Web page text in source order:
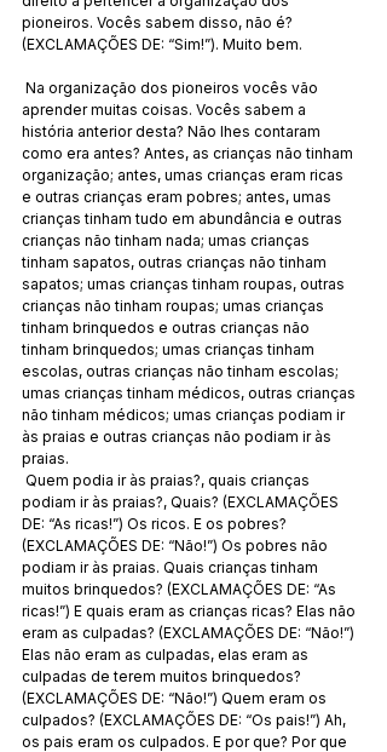
pioneiros. Vocês sabem disso, não é?
(EXCLAMAÇÕES DE: “Sim!”). Muito bem.
aprender muitas coisas. Vocês sabem a
história anterior desta? Não lhes contaram
como era antes? Antes, as crianças não tinham
organização; antes, umas crianças eram ricas
e outras crianças eram pobres; antes, umas
crianças tinham tudo em abundância e outras
crianças não tinham nada; umas crianças
tinham sapatos, outras crianças não tinham
sapatos; umas crianças tinham roupas, outras
crianças não tinham roupas; umas crianças
tinham brinquedos e outras crianças não
tinham brinquedos; umas crianças tinham
escolas, outras crianças não tinham escolas;
umas crianças tinham médicos, outras crianças
não tinham médicos; umas crianças podiam ir
às praias e outras crianças não podiam ir às
praias.
podiam ir às praias?, Quais? (EXCLAMAÇÕES
DE: “As ricas!”) Os ricos. E os pobres?
(EXCLAMAÇÕES DE: “Não!”) Os pobres não
podiam ir às praias. Quais crianças tinham
muitos brinquedos? (EXCLAMAÇÕES DE: “As
ricas!”) E quais eram as crianças ricas? Elas não
eram as culpadas? (EXCLAMAÇÕES DE: “Não!”)
Elas não eram as culpadas, elas eram as
culpadas de terem muitos brinquedos?
(EXCLAMAÇÕES DE: “Não!”) Quem eram os
culpados? (EXCLAMAÇÕES DE: “Os pais!”) Ah,
os pais eram os culpados. E por que? Por que